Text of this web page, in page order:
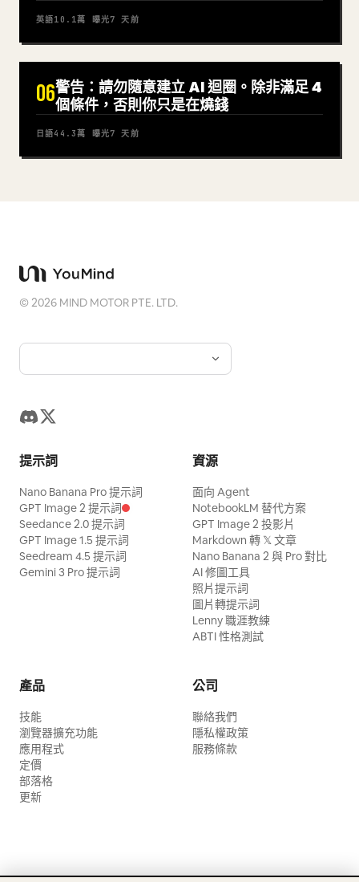
英語10.1萬 曝光7 天前
06警告：請勿隨意建立 AI 迴圈。除非滿足 4
個條件，否則你只是在燒錢
日語44.3萬 曝光7 天前
©2026 MIND MOTOR PTE. LTD.
提示詞
Nano Banana Pro 提示詞
GPT Image 2 提示詞
Seedance 2.0 提示詞
GPT Image 1.5 提示詞
Seedream 4.5 提示詞
Gemini 3 Pro 提示詞
資源
面向 Agent
NotebookLM 替代方案
GPT Image 2 投影片
Markdown 轉 𝕏 文章
Nano Banana 2 與 Pro 對比
AI 修圖工具
照片提示詞
圖片轉提示詞
Lenny 職涯教練
ABTI 性格測試
產品
技能
瀏覽器擴充功能
應用程式
定價
部落格
更新
公司
聯絡我們
隱私權政策
服務條款